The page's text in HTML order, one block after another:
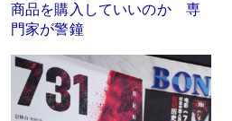
商品を購入していいのか 専
門家が警鐘